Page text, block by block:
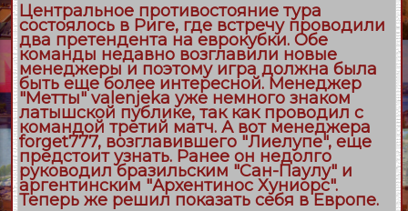
Центральное противостояние тура
состоялось в Риге, где встречу проводили
два претендента на еврокубки. Обе
команды недавно возглавили новые
менеджеры и поэтому игра должна была
быть еще более интересной. Менеджер
"Метты" valenjeka уже немного знаком
латышской публике, так как проводил с
командой третий матч. А вот менеджера
forget777, возглавившего "Лиелупе", еще
предстоит узнать. Ранее он недолго
руководил бразильским "Сан-Паулу" и
аргентинским "Архентинос Хуниорс".
Теперь же решил показать себя в Европе.